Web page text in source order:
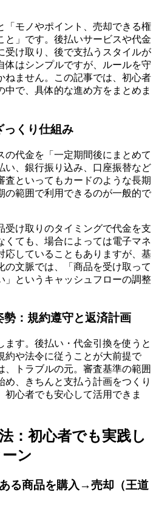
「モノやポイント、売却できる権
と」です。後払いサービスや代金
受け取り、後で支払うスタイルが
体はシンプルですが、ルールを守
ねません。この記事では、初心者
中で、具体的な進め方をまとめま
っくり仕組み
の代金を「一定期間後にまとめて
い、銀行振り込み、口座振替など
査といってもカードのような長期
の範囲で利用できるのが一般的で
受け取りのタイミングで代金を支
くても、場合によっては電子マネ
応していることもありますが、基
の文脈では、「商品を受け取って
というキャッシュフローの調整
勢：規約遵守と返済計画
ます。後払い・代金引換を使うと
約や法令に従うことが大前提で
、トラブルの元。審査基準の範囲
め、きちんと支払う計画をつくり
初心者でも安心して活用できま
：初心者でも実践し
ン
る商品を購入→売却（王道